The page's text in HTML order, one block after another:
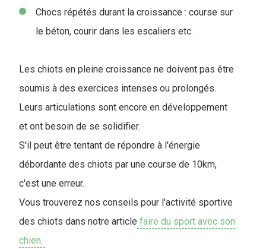
Chocs répétés durant la croissance : course sur
le béton, courir dans les escaliers etc.
Les chiots en pleine croissance ne doivent pas être
soumis à des exercices intenses ou prolongés.
Leurs articulations sont encore en développement
et ont besoin de se solidifier.
S'il peut être tentant de répondre à l'énergie
débordante des chiots par une course de 10km,
c'est une erreur.
Vous trouverez nos conseils pour l'activité sportive
des chiots dans notre article faire du sport avec son
chien.